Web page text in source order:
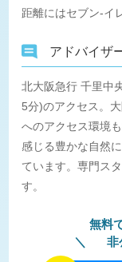
距離にはセブン-イ
アドバイザ
北大阪急行 千里中
5分)のアクセス。
へのアクセス環境
感じる豊かな自然
ています。専門ス
す。
無料
非